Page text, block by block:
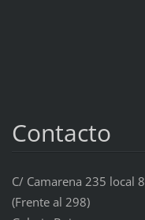
Contacto
C/ Camarena 235 local 8
(Frente al 298)